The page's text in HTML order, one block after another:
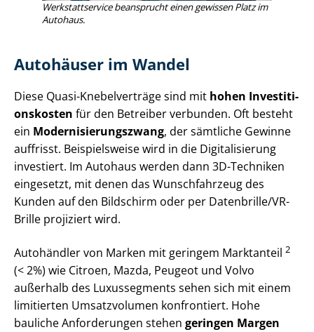
Werk­statt­ser­vice beansprucht einen gewissen Platz im
Autohaus.
Autohäuser im Wandel
Diese Quasi-Knebelverträge sind mit hohen In­ves­ti­ti­
ons­kos­ten für den Betreiber verbunden. Oft besteht
ein Mo­der­ni­sie­rungs­zwang, der sämtliche Gewinne
auffrisst. Beispielsweise wird in die Digitalisierung
investiert. Im Autohaus werden dann 3D-Techniken
eingesetzt, mit denen das Wunschfahrzeug des
Kunden auf den Bildschirm oder per Datenbrille/VR-
Brille projiziert wird.
Autohändler von Marken mit geringem Marktanteil 2
(< 2%) wie Citroen, Mazda, Peugeot und Volvo
außerhalb des Luxussegments sehen sich mit einem
limitierten Umsatzvolumen konfrontiert. Hohe
bauliche Anforderungen stehen geringen Margen